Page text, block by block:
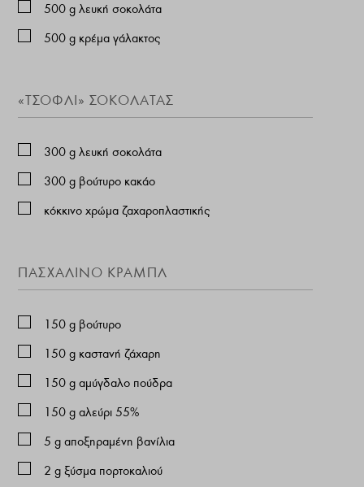
500 g λευκή σοκολάτα
500 g κρέμα γάλακτος
«ΤΣΌΦΛΙ» ΣΟΚΟΛΆΤΑΣ
300 g λευκή σοκολάτα
300 g βούτυρο κακάο
κόκκινο χρώμα ζαχαροπλαστικής
ΠΑΣΧΑΛΙΝΌ ΚΡΑΜΠΛ
150 g βούτυρο
150 g καστανή ζάχαρη
150 g αμύγδαλο πούδρα
150 g αλεύρι 55%
5 g αποξηραμένη βανίλια
2 g ξύσμα πορτοκαλιού